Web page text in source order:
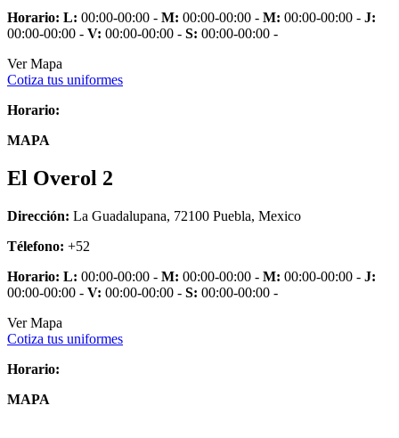
Horario: L: 00:00-00:00 - M: 00:00-00:00 - M: 00:00-00:00 - J:
00:00-00:00 - V: 00:00-00:00 - S: 00:00-00:00 -
Ver Mapa
Cotiza tus uniformes
Horario:
MAPA
El Overol 2
Dirección: La Guadalupana, 72100 Puebla, Mexico
Télefono: +52
Horario: L: 00:00-00:00 - M: 00:00-00:00 - M: 00:00-00:00 - J:
00:00-00:00 - V: 00:00-00:00 - S: 00:00-00:00 -
Ver Mapa
Cotiza tus uniformes
Horario:
MAPA